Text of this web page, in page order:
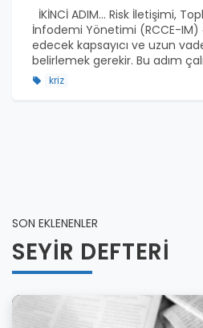
İKİNCİ ADIM... Risk İletişimi,
İnfodemi Yönetimi (RCCE-IM)
edecek kapsayıcı ve uzun
belirlemek gerekir. Bu adım
kriz
SON EKLENENLER
SEYİR DEFTERİ